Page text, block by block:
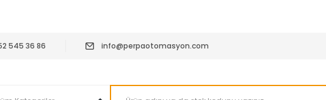
545 36 86 info@perpaotomasyon.com